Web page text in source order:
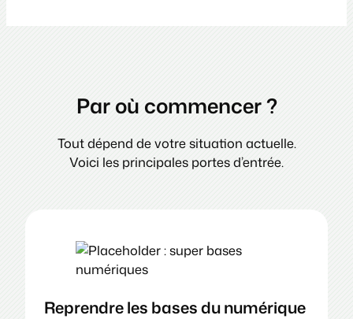
Par où commencer ?
Tout dépend de votre situation actuelle.
Voici les principales portes d’entrée.
Reprendre les bases du numérique